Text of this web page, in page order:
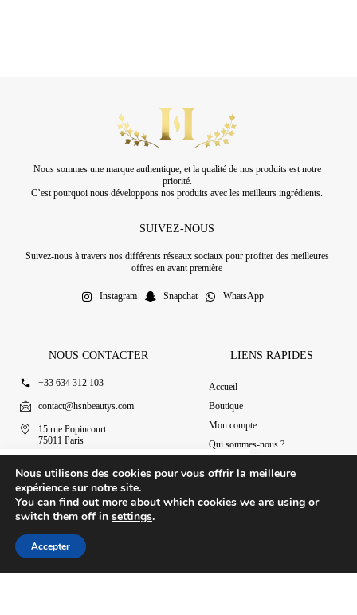
Nous sommes une marque authentique, et la qualité de nos produits est notre
priorité.
C’est pourquoi nous développons nos produits avec les meilleurs ingrédients.
SUIVEZ-NOUS
Suivez-nous à travers nos différents réseaux sociaux pour profiter des meilleures
offres en avant première
Instagram Snapchat WhatsApp
NOUS CONTACTER
+33 634 312 103
contact@hsnbeautys.com
15 rue Popincourt
75011 Paris
LIENS RAPIDES
Accueil
Boutique
Mon compte
Qui sommes-nous ?
Nous utilisons des cookies pour vous offrir la meilleure
expérience sur notre site.
You can find out more about which cookies we are using or
switch them off in settings.
Accepter
Désodorisant Raed luxe
4.90€
Ajouter au panier
Accueil